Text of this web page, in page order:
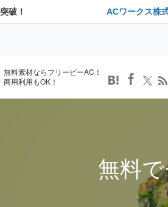
突破！ ACワークス株
無料素材ならフリービーAC！
商用利用もOK！
無料